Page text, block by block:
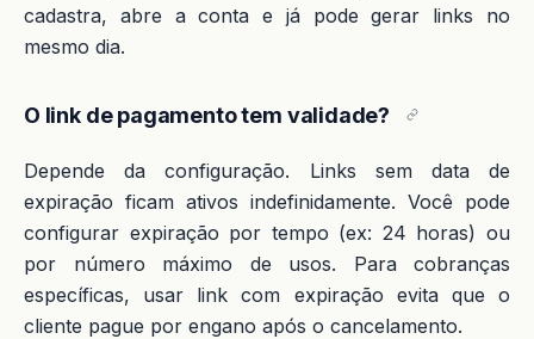
cadastra, abre a conta e já pode gerar links no
mesmo dia.
O link de pagamento tem validade?
Depende da configuração. Links sem data de
expiração ficam ativos indefinidamente. Você pode
configurar expiração por tempo (ex: 24 horas) ou
por número máximo de usos. Para cobranças
específicas, usar link com expiração evita que o
cliente pague por engano após o cancelamento.